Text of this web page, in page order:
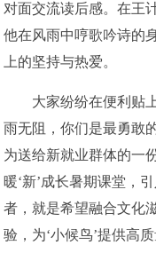
对面交流读后感。在王
他在风雨中哼歌吟诗的
上的坚持与热爱。
大家纷纷在便利贴上
雨无阻，你们是最勇敢
为送给新就业群体的一
暖‘新’成长暑期课堂，
者，就是希望融合文化
验，为‘小候鸟’提供高